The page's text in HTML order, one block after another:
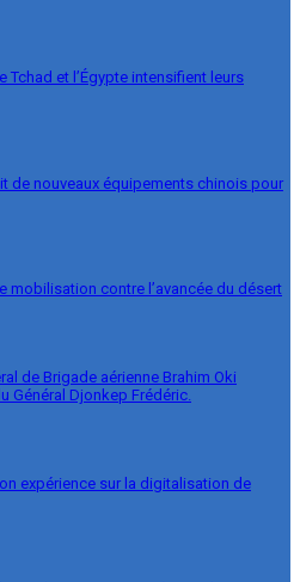
Tchad et l’Égypte intensifient leurs
de nouveaux équipements chinois pour
mobilisation contre l’avancée du désert
de Brigade aérienne Brahim Oki
Général Djonkep Frédéric.
expérience sur la digitalisation de